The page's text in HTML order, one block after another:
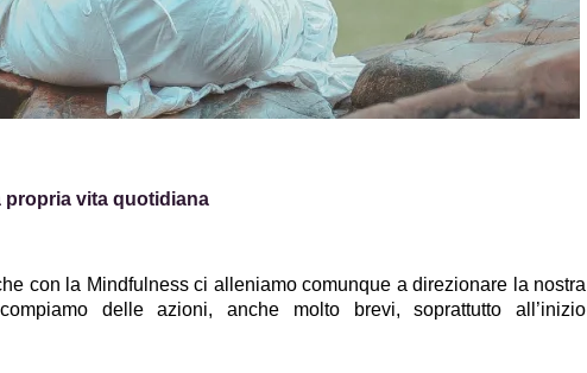
propria vita quotidiana
con la Mindfulness ci alleniamo comunque a direzionare la nostra
compiamo delle azioni, anche molto brevi, soprattutto all’inizio